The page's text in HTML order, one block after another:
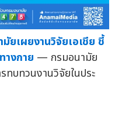
ยเผยงานวิจัยเอเชีย ชี้
างกาย — กรมอนามัย
ทบทวนงานวิจัยในประ